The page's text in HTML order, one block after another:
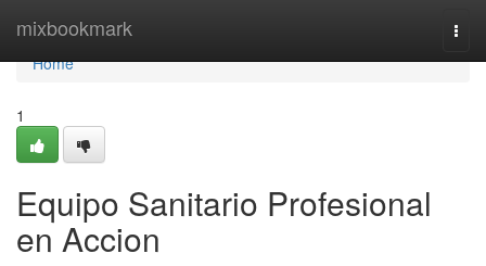
mixbookmark
Home
Home
1
Equipo Sanitario Profesional
en Accion